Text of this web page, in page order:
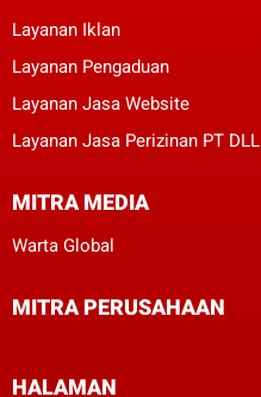
Layanan Iklan
Layanan Pengaduan
Layanan Jasa Website
Layanan Jasa Perizinan PT DLL
MITRA MEDIA
Warta Global
MITRA PERUSAHAAN
HALAMAN